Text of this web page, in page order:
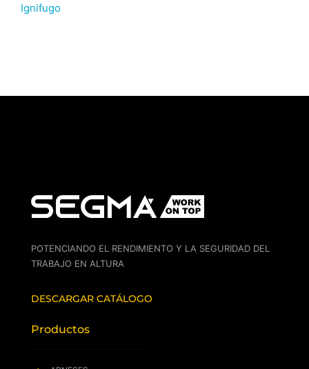
Ignifugo
POTENCIANDO EL RENDIMIENTO Y LA SEGURIDAD DEL
TRABAJO EN ALTURA
DESCARGAR CATÁLOGO
Productos